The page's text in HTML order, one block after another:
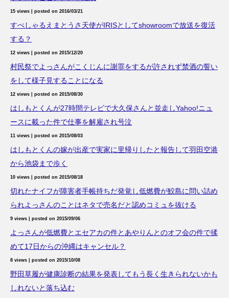
15 views posted on 2016/03/21
すぺしゃるえまとうさ天使がIRISとしてshowroomで放送を復活
する？
12 views posted on 2015/12/20
村民祭でよっさんがこくじんに謝罪をするが許されず禁酒の誓い
をして様子見することになる
12 views posted on 2015/08/30
はしもとくんが27時間テレビで大久保さんと並走しYahoo!ニュ
ースに載った件で仕事を解雇され号泣
11 views posted on 2015/08/03
はしもとくんの嫁が出産で実家に里帰りしたと報告して羽田空港
から池袋まで歩く
10 views posted on 2015/08/18
切れたナイフが障害者手帳持ちだ発覚し低燃費が鮫島に問い詰め
られよっさんのことはネタで売名だと認めコミュを抜ける
9 views posted on 2015/09/06
よっさんが低燃費とエセアカの件とあやりんとのオフ会の件で揉
めて17日からの沖縄はキャンセル？
8 views posted on 2015/10/08
野田草履が健康診断の結果を発表してもう長く生きられないかも
しれないと落ち込む